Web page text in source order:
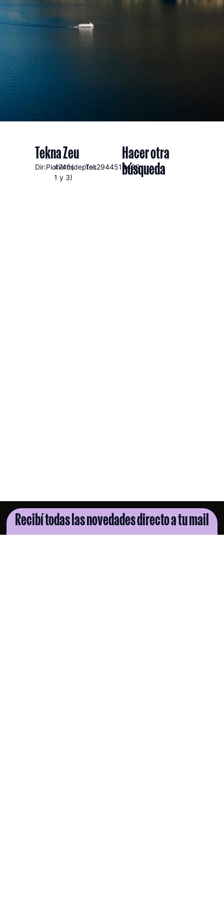
Tekna Zeu
Dir:Pioneros4746(deptos
1 y 3)
Tel:2944514430
Hacer otra
búsqueda
Recibí todas las novedades directo a tu mail